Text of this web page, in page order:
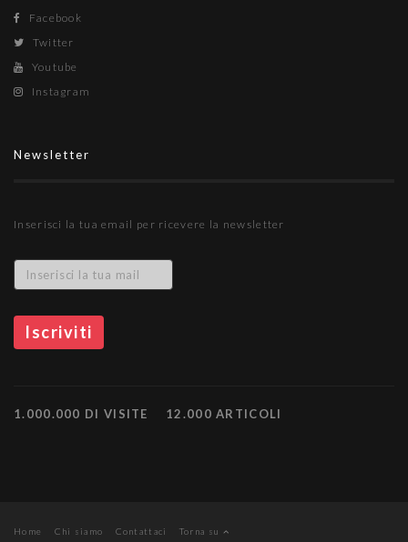
Facebook
Twitter
Youtube
Instagram
Newsletter
Inserisci la tua email per ricevere la newsletter
1.000.000 DI VISITE 12.000 ARTICOLI
Home Chi siamo Contattaci
Torna su